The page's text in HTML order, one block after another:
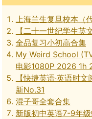
上海兰生复旦校本（
【二十一世纪学生
全品复习小初高合集
My Weird School
电影1080P 2026 1h
【快捷英语·英语时
新No.31
混子哥全套合集
新版初中英语7-9年